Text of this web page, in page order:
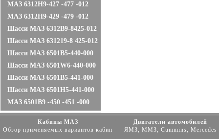
МАЗ 6312Н9-427 -477 -012
МАЗ 6312Н9-429 -479 -012
Шасси МАЗ 6312В9-8425-012
Шасси МАЗ 631219-8 425-012
Шасси МАЗ 6501B5-440-000
Шасси МАЗ 6501W6-440-000
Шасси МАЗ 6501B5-441-000
Шасси МАЗ 6501Н5-441-000
МАЗ 6501B9 -450 -451 -000
Кабины МАЗ
Обзор применяемых вариантов кабин
Двигатели автомобилей
ЯМЗ, ММЗ, Cummins, Mercedes